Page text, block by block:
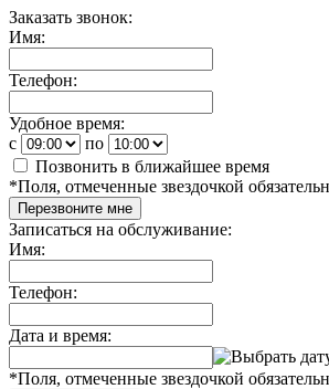
Заказать звонок:
Имя:
Телефон:
Удобное время:
c
по
Позвонить в ближайшее время
*Поля, отмеченные звездочкой
Перезвоните мне
Записаться на обслуживание:
Имя:
Телефон:
Дата и время:
*Поля, отмеченные звездочкой